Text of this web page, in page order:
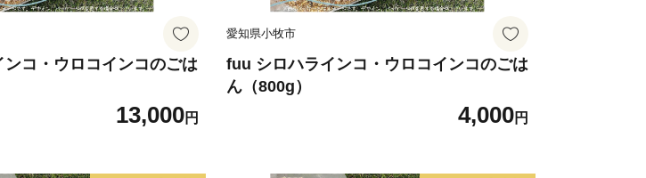
ただ、一部対応する場合もありますので、お礼の品の注意書きを確
認してください。
●お申し込み後のお礼の品の変更は受けかねますので、ご了承くだ
●ご注文の状況によっては、一時的に品切れが発生する場合があり
コ・ウロコインコのごは
13,000円
愛知県小牧市
fuu シロハラインコ・ウロコインコのごは
ん（800g）
4,000円